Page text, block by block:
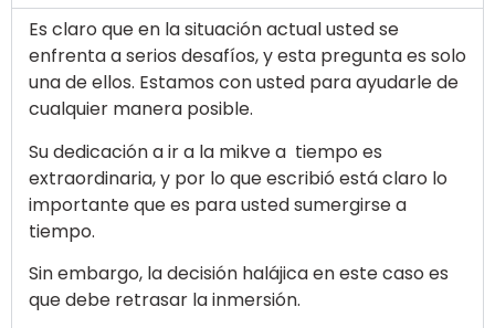
Es claro que en la situación actual usted se
enfrenta a serios desafíos, y esta pregunta es solo
una de ellos. Estamos con usted para ayudarle de
cualquier manera posible.
Su dedicación a ir a la mikve a tiempo es
extraordinaria, y por lo que escribió está claro lo
importante que es para usted sumergirse a
tiempo.
Sin embargo, la decisión halájica en este caso es
que debe retrasar la inmersión.